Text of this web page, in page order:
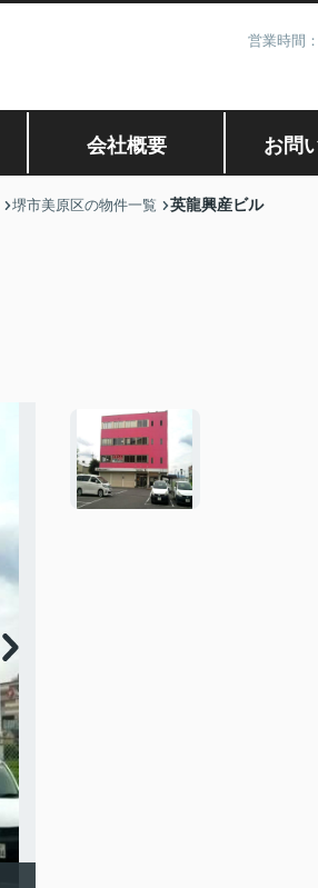
営業時間
会社概要 お問
堺市美原区の物件一覧 英龍興産ビル